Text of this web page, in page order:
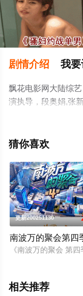
剧情介绍 我
飘花电影网大陆综
演执导，段奥娟,张
娜依·高,钟辰乐,代
高瑞璇,康子奇,王翊
目就上飘花影院，
猫或剧情网等平台
猜你喜欢
更新200251130
南波万的聚会第四
《南波万的聚会 第
相关推荐